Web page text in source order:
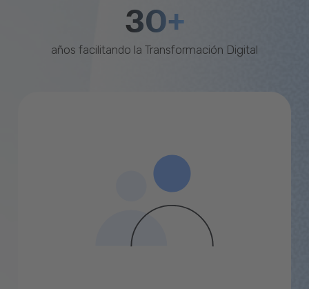
30+
años facilitando la Transformación Digital